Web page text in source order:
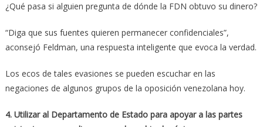
¿Qué pasa si alguien pregunta de dónde la FDN obtuvo su dinero?
“Diga que sus fuentes quieren permanecer confidenciales”,
aconsejó Feldman, una respuesta inteligente que evoca la verdad.
Los ecos de tales evasiones se pueden escuchar en las
negaciones de algunos grupos de la oposición venezolana hoy.
4. Utilizar al Departamento de Estado para apoyar a las partes